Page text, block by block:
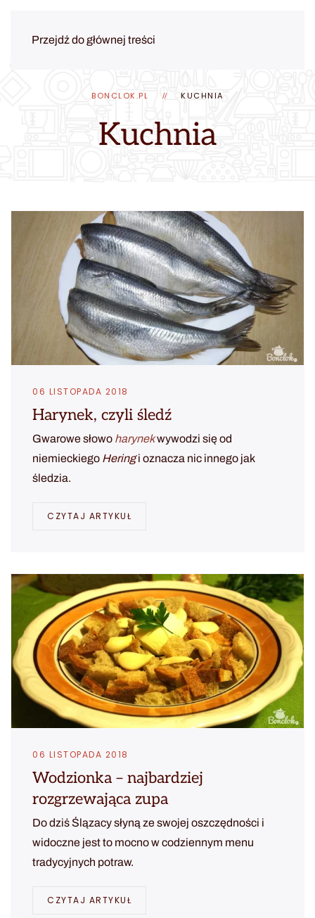
Przejdź do głównej treści
BONCLOK.PL KUCHNIA
Kuchnia
06 LISTOPADA 2018
Harynek, czyli śledź
Gwarowe słowo harynekwywodzi się od
niemieckiego Heringi oznacza nic innego jak
śledzia.
CZYTAJ ARTYKUŁ
06 LISTOPADA 2018
Wodzionka – najbardziej
rozgrzewająca zupa
Do dziś Ślązacy słyną ze swojej oszczędności i
widoczne jest to mocno w codziennym menu
tradycyjnych potraw.
CZYTAJ ARTYKUŁ